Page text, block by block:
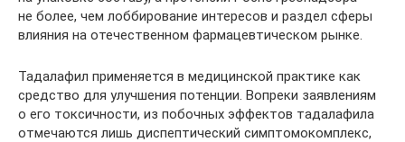
не более, чем лоббирование интересов и раздел сферы
влияния на отечественном фармацевтическом рынке.
Тадалафил применяется в медицинской практике как
средство для улучшения потенции. Вопреки заявлениям
о его токсичности, из побочных эффектов тадалафила
отмечаются лишь диспептический симптомокомплекс,